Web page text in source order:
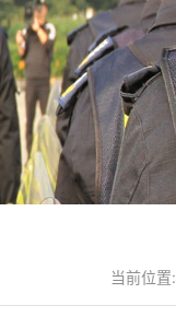
当前位置: